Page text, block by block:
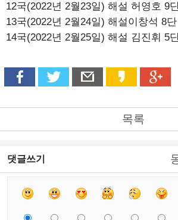
12국(2022년 2월23일) 해설 허영호 9
13국(2022년 2월24일) 해설이창석 8단
14국(2022년 2월25일) 해설 김진휘 5
목록
댓글쓰기